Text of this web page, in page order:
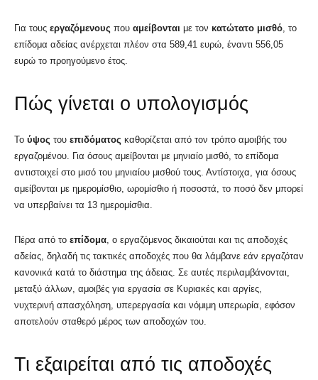
Για τους εργαζόμενους που αμείβονται με τον κατώτατο μισθό, το
επίδομα αδείας ανέρχεται πλέον στα 589,41 ευρώ, έναντι 556,05
ευρώ το προηγούμενο έτος.
Πώς γίνεται ο υπολογισμός
Το ύψος του επιδόματος καθορίζεται από τον τρόπο αμοιβής του
εργαζομένου. Για όσους αμείβονται με μηνιαίο μισθό, το επίδομα
αντιστοιχεί στο μισό του μηνιαίου μισθού τους. Αντίστοιχα, για όσους
αμείβονται με ημερομίσθιο, ωρομίσθιο ή ποσοστά, το ποσό δεν μπορεί
να υπερβαίνει τα 13 ημερομίσθια.
Πέρα από το επίδομα, ο εργαζόμενος δικαιούται και τις αποδοχές
αδείας, δηλαδή τις τακτικές αποδοχές που θα λάμβανε εάν εργαζόταν
κανονικά κατά το διάστημα της άδειας. Σε αυτές περιλαμβάνονται,
μεταξύ άλλων, αμοιβές για εργασία σε Κυριακές και αργίες,
νυχτερινή απασχόληση, υπερεργασία και νόμιμη υπερωρία, εφόσον
αποτελούν σταθερό μέρος των αποδοχών του.
Τι εξαιρείται από τις αποδοχές